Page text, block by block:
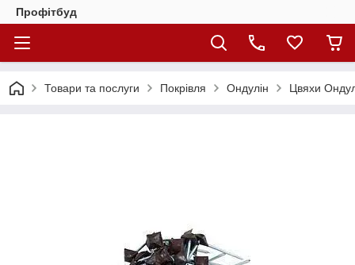
Профітбуд
Товари та послуги Покрівля Ондулін Цвяхи